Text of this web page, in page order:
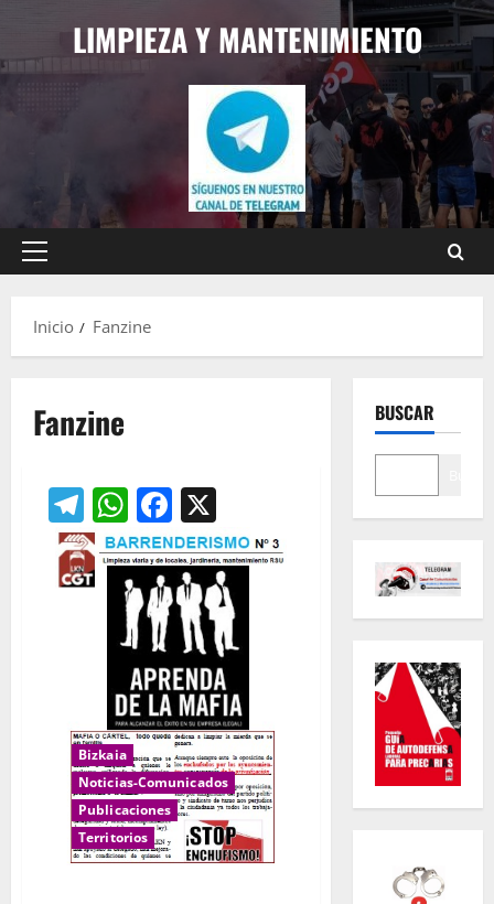
contenido
LIMPIEZA Y MANTENIMIENTO
Menú
Inicio
Fanzine
Fanzine
Telegram
WhatsApp
Facebook
Bizkaia
Noticias-Comunicados
Publicaciones
Territorios
BUSCAR